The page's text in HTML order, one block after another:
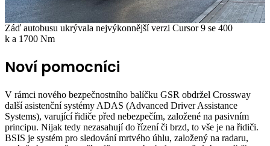
Záď autobusu ukrývala nejvýkonnější verzi Cursor 9 se 400
k a 1700 Nm
Noví pomocníci
V rámci nového bezpečnostního balíčku GSR obdržel Crossway
další asistenční systémy ADAS (Advanced Driver Assistance
Systems), varující řidiče před nebezpečím, založené na pasivním
principu. Nijak tedy nezasahují do řízení či brzd, to vše je na řidiči.
BSIS je systém pro sledování mrtvého úhlu, založený na radaru,